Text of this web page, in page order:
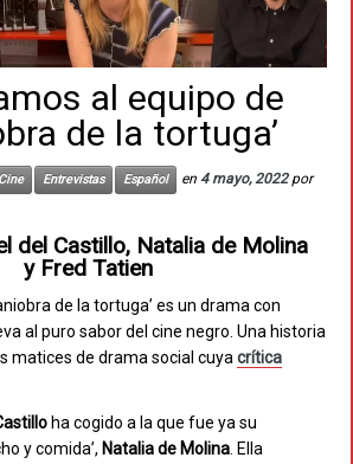
al equipo de
de la tortuga’
Cine Entrevistas Español en 4 mayo, 2022 por
del Castillo, Natalia de Molina
y Fred Tatien
de la tortuga’ es un drama con
al puro sabor del cine negro. Una historia
matices de drama social cuyacrítica
ha cogido a la que fue ya su
y comida’, Natalia de Molina. Ella